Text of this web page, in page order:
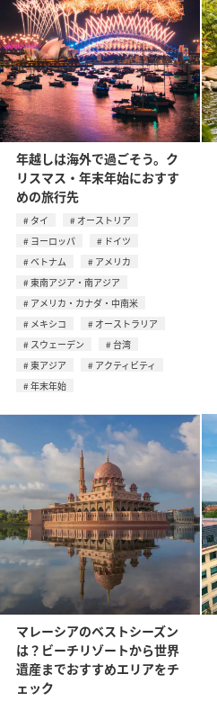
年越しは海外で過ごそう。ク
リスマス・年末年始におすす
めの旅行先
タイ
オーストリア
ヨーロッパ
ドイツ
ベトナム
アメリカ
東南アジア・南アジア
アメリカ・カナダ・中南米
メキシコ
オーストラリア
スウェーデン
台湾
東アジア
アクティビティ
年末年始
マレーシアのベストシーズン
は？ビーチリゾートから世界
遺産までおすすめエリアをチ
ェック